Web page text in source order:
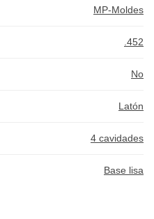
MP-Moldes
.452
No
Latón
4 cavidades
Base lisa